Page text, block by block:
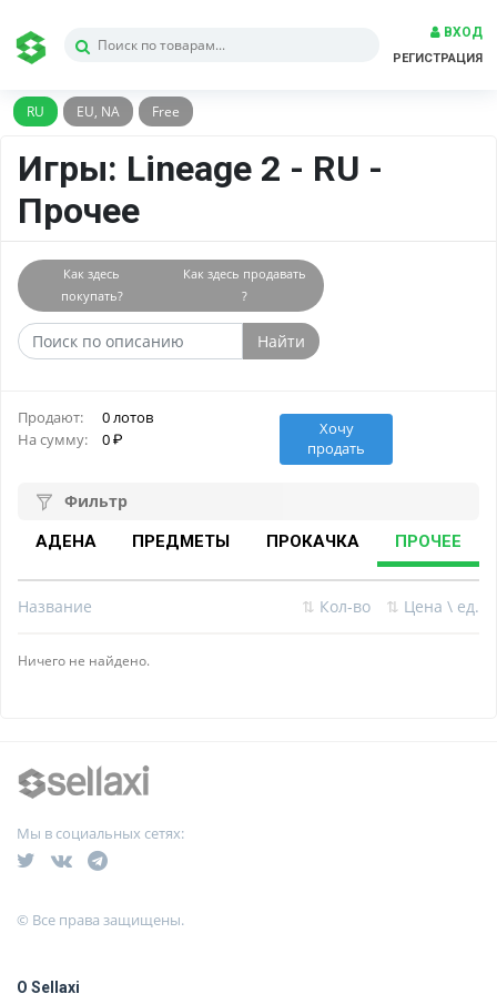
ВХОД
РЕГИСТРАЦИЯ
RU EU, NA Free
Игры: Lineage 2 - RU -
Прочее
Как здесь
покупать?
Как здесь продавать
?
Найти
Продают:
0 лотов
На сумму:
0
Хочу
продать
Фильтр
АДЕНА ПРЕДМЕТЫ ПРОКАЧКА ПРОЧЕЕ
Название ⇅ Кол-во ⇅ Цена \ ед.
Ничего не найдено.
Мы в социальных сетях:
© Все права защищены.
О Sellaxi